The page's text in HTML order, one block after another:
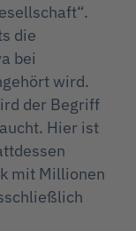
die
bei
wird.
der Begriff
Hier ist
mit Millionen